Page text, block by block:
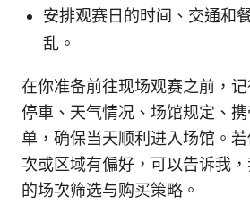
安排观赛日的时间、交通和
乱。
在你准备前往现场观赛之前，记
停車、天气情况、场馆规定、
单，确保当天顺利进入场馆。
次或区域有偏好，可以告诉我
的场次筛选与购买策略。